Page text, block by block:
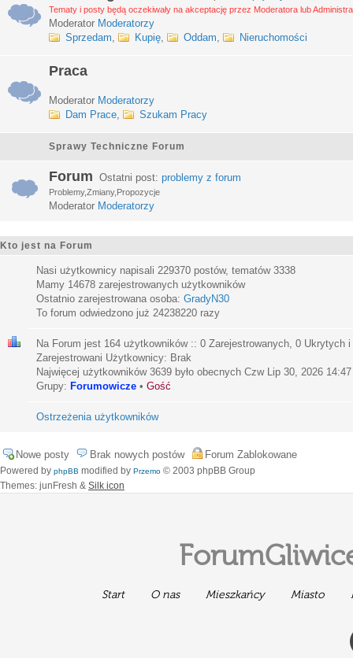
Tematy i posty będą oczekiwały na akceptację przez Moderatora lub
Moderator Moderatorzy
Sprzedam, Kupię, Oddam, Nieruchomości
Praca
Moderator Moderatorzy
Dam Prace, Szukam Pracy
Sprawy Techniczne Forum
Forum Ostatni post: problemy z forum
Problemy,Zmiany,Propozycje
Moderator Moderatorzy
Kto jest na Forum
Nasi użytkownicy napisali 229370 postów, tematów 3338
Mamy 14678 zarejestrowanych użytkowników
Ostatnio zarejestrowana osoba: GradyN30
To forum odwiedzono już 24238220 razy
Na Forum jest 164 użytkowników :: 0 Zarejestrowanych, 0 Ukrytych
Zarejestrowani Użytkownicy: Brak
Najwięcej użytkowników 3639 było obecnych Czw Lip 30, 2026 14:47
Grupy: Forumowicze • Gość
Ostrzeżenia użytkowników
Nowe posty Brak nowych postów Forum Zablokowane
Powered by phpBB modified by Przemo © 2003 phpBB Group
Themes: junFresh & Silk icon
Start O nas Mieszkańcy Miasto